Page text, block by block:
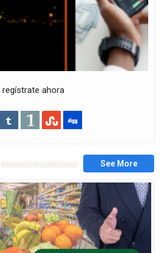
d
regístrate ahora